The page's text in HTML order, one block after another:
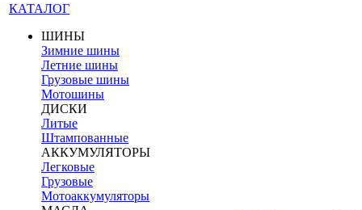
КАТАЛОГ
ШИНЫ
Зимние шины
Летние шины
Грузовые шины
Мотошины
ДИСКИ
Литые
Штампованные
АККУМУЛЯТОРЫ
Легковые
Грузовые
Мотоаккумуляторы